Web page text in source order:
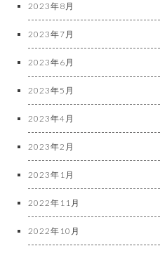
2023年8月
2023年7月
2023年6月
2023年5月
2023年4月
2023年2月
2023年1月
2022年11月
2022年10月